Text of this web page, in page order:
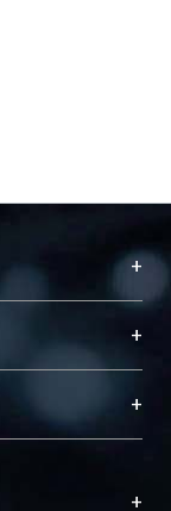
+
珍藏及向國際
，圖書館整合
同功能平
期能整合研
+
+
+